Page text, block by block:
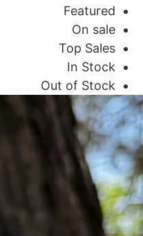
Featured
On sale
Top Sales
In Stock
Out of Stock